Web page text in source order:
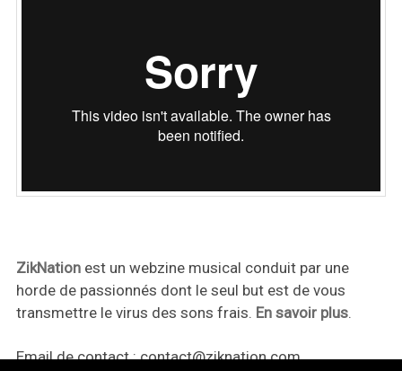
ZikNationest un webzine musical conduit par une
horde de passionnés dont le seul but est de vous
transmettre le virus des sons frais. En savoir plus.
Email de contact :contact@ziknation.com